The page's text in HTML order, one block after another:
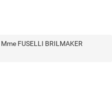
Mme FUSELLI BRILMAKER